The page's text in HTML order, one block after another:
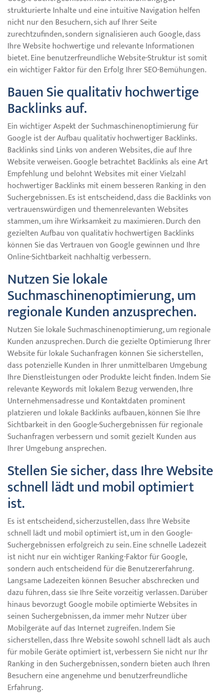
strukturierte Inhalte und eine intuitive Navigation helfen
nicht nur den Besuchern, sich auf Ihrer Seite
zurechtzufinden, sondern signalisieren auch Google, dass
Ihre Website hochwertige und relevante Informationen
bietet. Eine benutzerfreundliche Website-Struktur ist somit
ein wichtiger Faktor für den Erfolg Ihrer SEO-Bemühungen.
Bauen Sie qualitativ hochwertige
Backlinks auf.
Ein wichtiger Aspekt der Suchmaschinenoptimierung für
Google ist der Aufbau qualitativ hochwertiger Backlinks.
Backlinks sind Links von anderen Websites, die auf Ihre
Website verweisen. Google betrachtet Backlinks als eine Art
Empfehlung und belohnt Websites mit einer Vielzahl
hochwertiger Backlinks mit einem besseren Ranking in den
Suchergebnissen. Es ist entscheidend, dass die Backlinks von
vertrauenswürdigen und themenrelevanten Websites
stammen, um ihre Wirksamkeit zu maximieren. Durch den
gezielten Aufbau von qualitativ hochwertigen Backlinks
können Sie das Vertrauen von Google gewinnen und Ihre
Online-Sichtbarkeit nachhaltig verbessern.
Nutzen Sie lokale
Suchmaschinenoptimierung, um
regionale Kunden anzusprechen.
Nutzen Sie lokale Suchmaschinenoptimierung, um regionale
Kunden anzusprechen. Durch die gezielte Optimierung Ihrer
Website für lokale Suchanfragen können Sie sicherstellen,
dass potenzielle Kunden in Ihrer unmittelbaren Umgebung
Ihre Dienstleistungen oder Produkte leicht finden. Indem Sie
relevante Keywords mit lokalem Bezug verwenden, Ihre
Unternehmensadresse und Kontaktdaten prominent
platzieren und lokale Backlinks aufbauen, können Sie Ihre
Sichtbarkeit in den Google-Suchergebnissen für regionale
Suchanfragen verbessern und somit gezielt Kunden aus
Ihrer Umgebung ansprechen.
Stellen Sie sicher, dass Ihre Website
schnell lädt und mobil optimiert
ist.
Es ist entscheidend, sicherzustellen, dass Ihre Website
schnell lädt und mobil optimiert ist, um in den Google-
Suchergebnissen erfolgreich zu sein. Eine schnelle Ladezeit
ist nicht nur ein wichtiger Ranking-Faktor für Google,
sondern auch entscheidend für die Benutzererfahrung.
Langsame Ladezeiten können Besucher abschrecken und
dazu führen, dass sie Ihre Seite vorzeitig verlassen. Darüber
hinaus bevorzugt Google mobile optimierte Websites in
seinen Suchergebnissen, da immer mehr Nutzer über
Mobilgeräte auf das Internet zugreifen. Indem Sie
sicherstellen, dass Ihre Website sowohl schnell lädt als auch
für mobile Geräte optimiert ist, verbessern Sie nicht nur Ihr
Ranking in den Suchergebnissen, sondern bieten auch Ihren
Besuchern eine angenehme und benutzerfreundliche
Erfahrung.